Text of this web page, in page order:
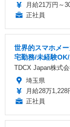
月給21万円～
正社員
世界的スマホメ
宅勤務/未経験
TDCX Japan株式
埼玉県
月給28万1,228
正社員